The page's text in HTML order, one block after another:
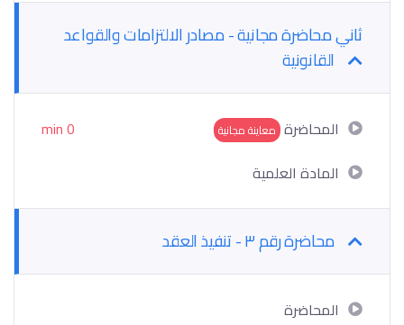
ثاني محاضرة مجانية - مصادر الالتزامات والقواعد
القانونية
المحاضرة معاينة مجانية
0 min
المادة العلمية
محاضرة رقم ٣ - تنفيذ العقد
المحاضرة